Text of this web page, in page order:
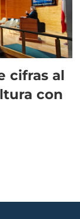
cifras al
con